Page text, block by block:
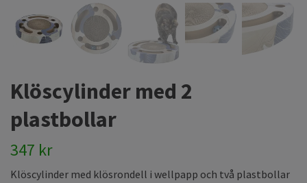
Klöscylinder med 2
plastbollar
347 kr
Klöscylinder med klösrondell i wellpapp och två plastbollar